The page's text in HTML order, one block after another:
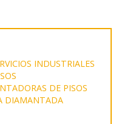
INDUSTRIALES
DE PISOS
DIAMANTADA